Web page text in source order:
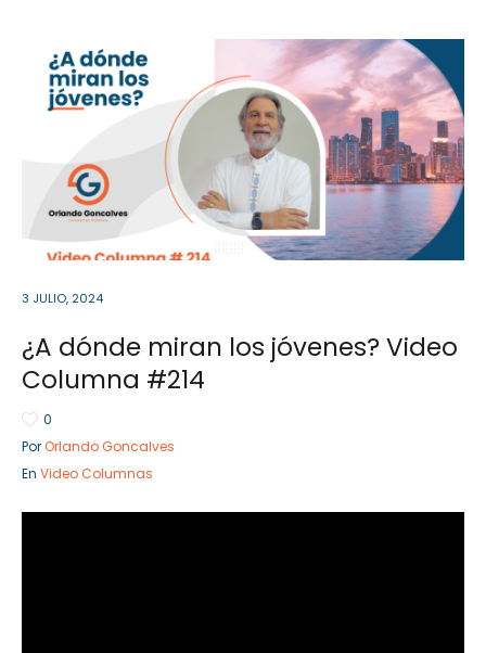
Sector Público
Servicios
Empresa Privada
Servicios
3 JULIO, 2024
¿A dónde miran los jóvenes? Video
Columna #214
0
Por Orlando Goncalves
En Video Columnas